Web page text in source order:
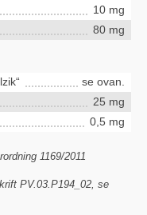
10 mg
80 mg
se ovan.
25 mg
0,5 mg
1169/2011
PV.03.P194_02, se